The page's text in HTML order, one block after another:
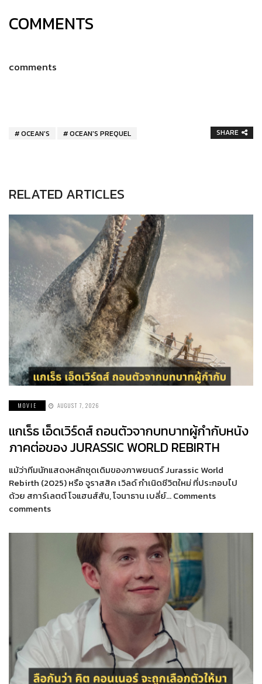
COMMENTS
comments
OCEAN'S OCEAN'S PREQUEL SHARE
RELATED ARTICLES
MOVIE AUGUST 7, 2026
แกเร็ธ เอ็ดเวิร์ดส์ ถอนตัวจากบทบาทผู้กำกับหนัง
ภาคต่อของ JURASSIC WORLD REBIRTH
แม้ว่าทีมนักแสดงหลักชุดเดิมของภาพยนตร์ Jurassic World
Rebirth (2025) หรือ จูราสสิค เวิลด์ กำเนิดชีวิตใหม่ ที่ประกอบไป
ด้วย สการ์เลตต์ โจแฮนส์สัน, โจนาธาน เบลี่ย์… Comments
comments